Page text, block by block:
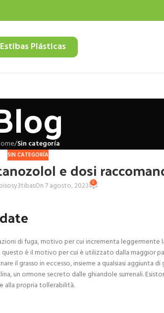
Plásticas
/Sin categoría
SIN CATEGORÍA
e dosi
pisosy3tibasOn 7 agosto, 2023 0
di fuga, motivo per cui incrementa
è il motivo per cui è utilizzato dalla maggior
il grasso in eccesso, insieme a qualsiasi
un ormone secreto dalle ghiandole surrenali.
alla propria tollerabilità.